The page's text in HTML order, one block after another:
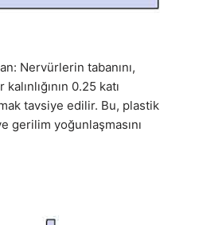
Nervürlerin tabanını,
0.25 katı
tavsiye edilir. Bu, plastik
gerilim yoğunlaşmasını